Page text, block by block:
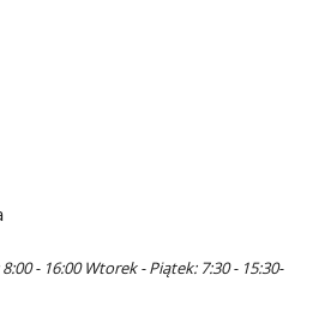
- 16:00 Wtorek - Piątek: 7:30 - 15:30-